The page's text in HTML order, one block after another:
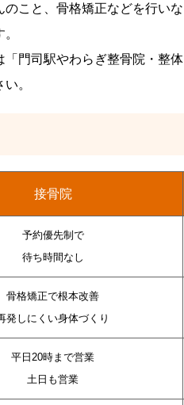
こと、骨格矯正などを行いな
門司駅やわらぎ整骨院・整体
。
接骨院
予約優先制で
待ち時間なし
骨格矯正で根本改善
発しにくい身体づくり
平日20時まで営業
土日も営業